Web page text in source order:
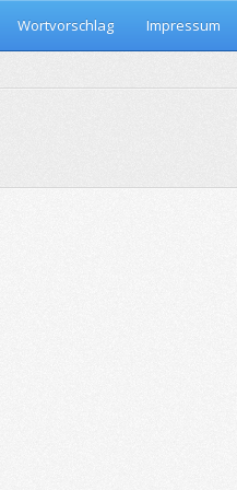
Wortvorschlag Impressum